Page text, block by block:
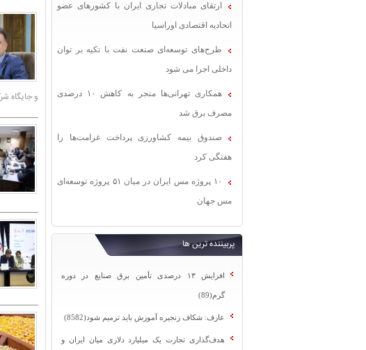
ارتقای مبادلات تجاری ایران با کشورهای عضو
اتحادیه اقتصادی اوراسیا
طرح‌های توسعه‌ای صنعت نفت با تکیه بر توان
داخلی اجرا می شود
همکاری تهرانی‌ها منجر به کاهش ۱۰ درصدی
مصرف برق شد
صندوق بیمه کشاورزی پرداخت غرامت‌ها را
هفتگی کرد
۱۰ پروژه مس ایران در میان ۵۱ پروژه توسعه‌ای
مس جهان
پربیننده ترین ها
افزایش ۱۳ درصدی تأمین برق صنایع در دوره
گرم(89)
عارف: شکاف زنجیره آموزش باید ترمیم شود(8582)
هدف‌گذاری تجارت یک میلیارد دلاری میان ایران و
و جایگاه